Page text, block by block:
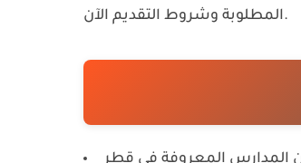
المطلوبة وشروط التقديم الآن.